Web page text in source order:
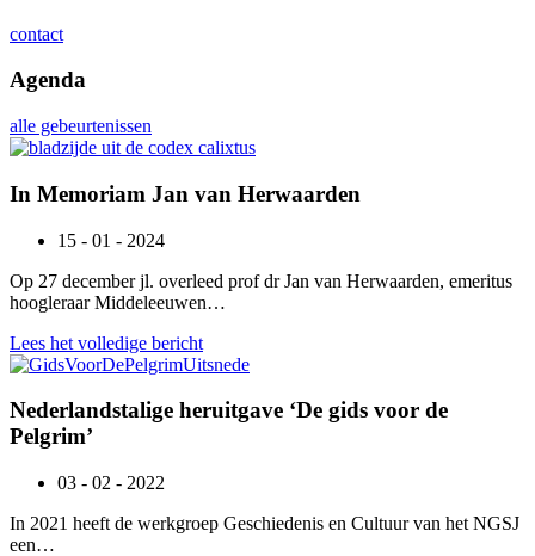
contact
Agenda
alle gebeurtenissen
In Memoriam Jan van Herwaarden
15 - 01 - 2024
Op 27 december jl. overleed prof dr Jan van Herwaarden, emeritus
hoogleraar Middeleeuwen…
Lees het volledige bericht
Nederlandstalige heruitgave ‘De gids voor de
Pelgrim’
03 - 02 - 2022
In 2021 heeft de werkgroep Geschiedenis en Cultuur van het NGSJ
een…